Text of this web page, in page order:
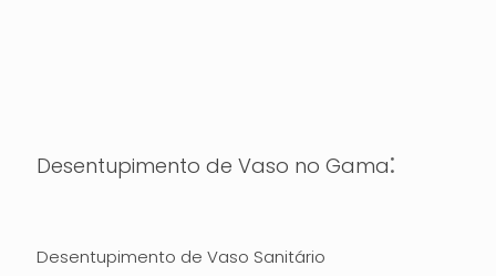
Desentupimento de Vaso no Gama:
Desentupimento de Vaso Sanitário